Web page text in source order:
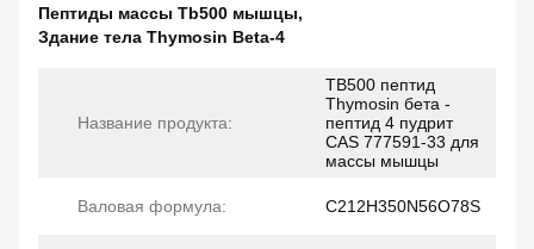
Пептиды массы Tb500 мышцы,
Здание тела Thymosin Beta-4
Название продукта:
TB500 пептид
Thymosin бета -
пептид 4 пудрит
CAS 777591-33 для
массы мышцы
Валовая формула: C212H350N56O78S